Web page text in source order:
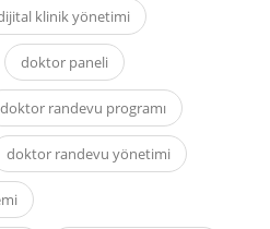
klinik yönetimi
doktor paneli
doktor randevu programı
doktor randevu yönetimi